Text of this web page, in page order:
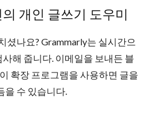
개인 글쓰기 도우미
셨나요? Grammarly는 실시간으
사해 줍니다. 이메일을 보내든 블
확장 프로그램을 사용하면 글을
을 수 있습니다.